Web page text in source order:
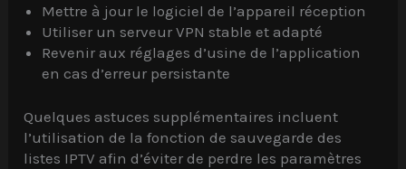
Mettre à jour le logiciel de l’appareil réception
Utiliser un serveur VPN stable et adapté
Revenir aux réglages d’usine de l’application
en cas d’erreur persistante
Quelques astuces supplémentaires incluent
l’utilisation de la fonction de sauvegarde des
listes IPTV afin d’éviter de perdre les paramètres